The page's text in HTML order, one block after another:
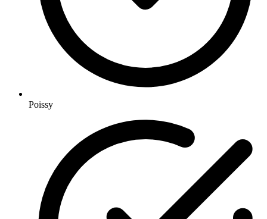
Poissy